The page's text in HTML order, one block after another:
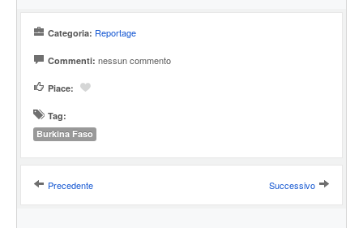
Categoria: Reportage
Commenti: nessun commento
Piace:
Tag:
Burkina Faso
Precedente Successivo